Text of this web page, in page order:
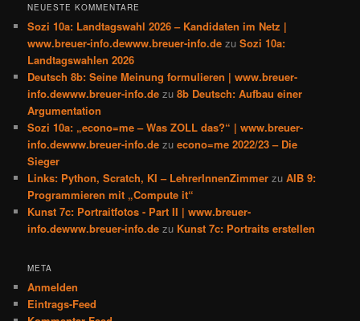
NEUESTE KOMMENTARE
Sozi 10a: Landtagswahl 2026 – Kandidaten im Netz |
www.breuer-info.dewww.breuer-info.de zuSozi 10a:
Landtagswahlen 2026
Deutsch 8b: Seine Meinung formulieren | www.breuer-
info.dewww.breuer-info.de zu8b Deutsch: Aufbau einer
Argumentation
Sozi 10a: „econo=me – Was ZOLL das?“ | www.breuer-
info.dewww.breuer-info.de zuecono=me 2022/23 – Die
Sieger
Links: Python, Scratch, KI – LehrerInnenZimmer zuAIB 9:
Programmieren mit „Compute it“
Kunst 7c: Portraitfotos - Part II | www.breuer-
info.dewww.breuer-info.de zu Kunst 7c: Portraits erstellen
META
Anmelden
Eintrags-Feed